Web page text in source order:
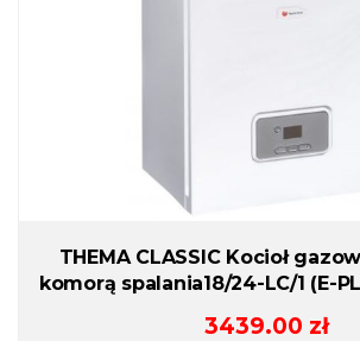
THEMA CLASSIC Kocioł
komorą spalania18/24-LC/1 (E-
3439.00 zł